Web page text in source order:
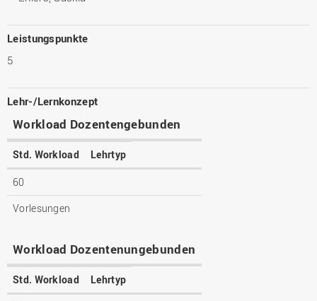
Leistungspunkte
5
Lehr-/Lernkonzept
Workload Dozentengebunden
Std. Workload Lehrtyp
60
Vorlesungen
Workload Dozentenungebunden
Std. Workload Lehrtyp